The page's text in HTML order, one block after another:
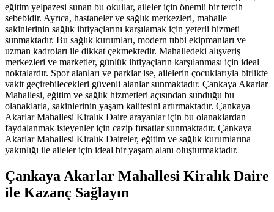
eğitim yelpazesi sunan bu okullar, aileler için önemli bir tercih
sebebidir. Ayrıca, hastaneler ve sağlık merkezleri, mahalle
sakinlerinin sağlık ihtiyaçlarını karşılamak için yeterli hizmeti
sunmaktadır. Bu sağlık kurumları, modern tıbbi ekipmanları ve
uzman kadroları ile dikkat çekmektedir. Mahalledeki alışveriş
merkezleri ve marketler, günlük ihtiyaçların karşılanması için ideal
noktalardır. Spor alanları ve parklar ise, ailelerin çocuklarıyla birlikte
vakit geçirebilecekleri güvenli alanlar sunmaktadır. Çankaya Akarlar
Mahallesi, eğitim ve sağlık hizmetleri açısından sunduğu bu
olanaklarla, sakinlerinin yaşam kalitesini artırmaktadır. Çankaya
Akarlar Mahallesi Kiralık Daire arayanlar için bu olanaklardan
faydalanmak isteyenler için cazip fırsatlar sunmaktadır. Çankaya
Akarlar Mahallesi Kiralık Daireler, eğitim ve sağlık kurumlarına
yakınlığı ile aileler için ideal bir yaşam alanı oluşturmaktadır.
Çankaya Akarlar Mahallesi Kiralık Daire
ile Kazanç Sağlayın